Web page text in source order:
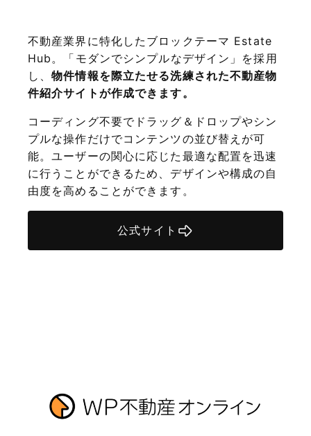
不動産業界に特化したブロックテーマ Estate
Hub。「モダンでシンプルなデザイン」を採用
し、物件情報を際立たせる洗練された不動産物
件紹介サイトが作成できます。
コーディング不要でドラッグ＆ドロップやシン
プルな操作だけでコンテンツの並び替えが可
能。ユーザーの関心に応じた最適な配置を迅速
に行うことができるため、デザインや構成の自
由度を高めることができます。
公式サイト